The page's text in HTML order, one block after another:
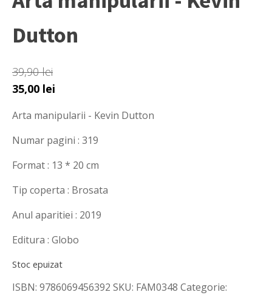
Dutton
39,90lei
Prețul
a
fost:
35,00 lei
este:
35,00 lei.
Arta manipularii - Kevin Dutton
Numar pagini : 319
Format : 13 * 20 cm
Tip coperta : Brosata
Anul aparitiei : 2019
Editura : Globo
Stoc epuizat
ISBN: 9786069456392 SKU: FAM0348 Categorie: